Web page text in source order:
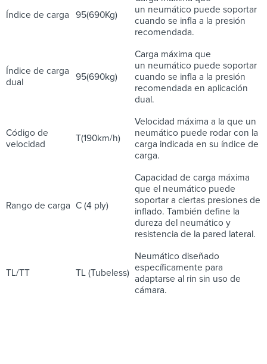
Índice de carga 95(690Kg)
un neumático puede soportar
cuando se infla a la presión
recomendada.
Índice de carga
dual
95(690kg)
Carga máxima que
un neumático puede soportar
cuando se infla a la presión
recomendada en aplicación
dual.
Código de
velocidad
T(190km/h)
Velocidad máxima a la que un
neumático puede rodar con la
carga indicada en su índice de
carga.
Rango de carga C (4 ply)
Capacidad de carga máxima
que el neumático puede
soportar a ciertas presiones de
inflado. También define la
dureza del neumático y
resistencia de la pared lateral.
TL/TT TL (Tubeless)
Neumático diseñado
específicamente para
adaptarse al rin sin uso de
cámara.